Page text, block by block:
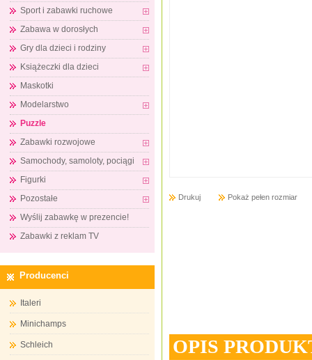
Sport i zabawki ruchowe
Zabawa w dorosłych
Gry dla dzieci i rodziny
Książeczki dla dzieci
Maskotki
Modelarstwo
Puzzle
Zabawki rozwojowe
Samochody, samoloty, pociągi
Figurki
Pozostałe
Wyślij zabawkę w prezencie!
Zabawki z reklam TV
Producenci
Italeri
Minichamps
Schleich
Drukuj Pokaż pełen rozmiar
OPIS